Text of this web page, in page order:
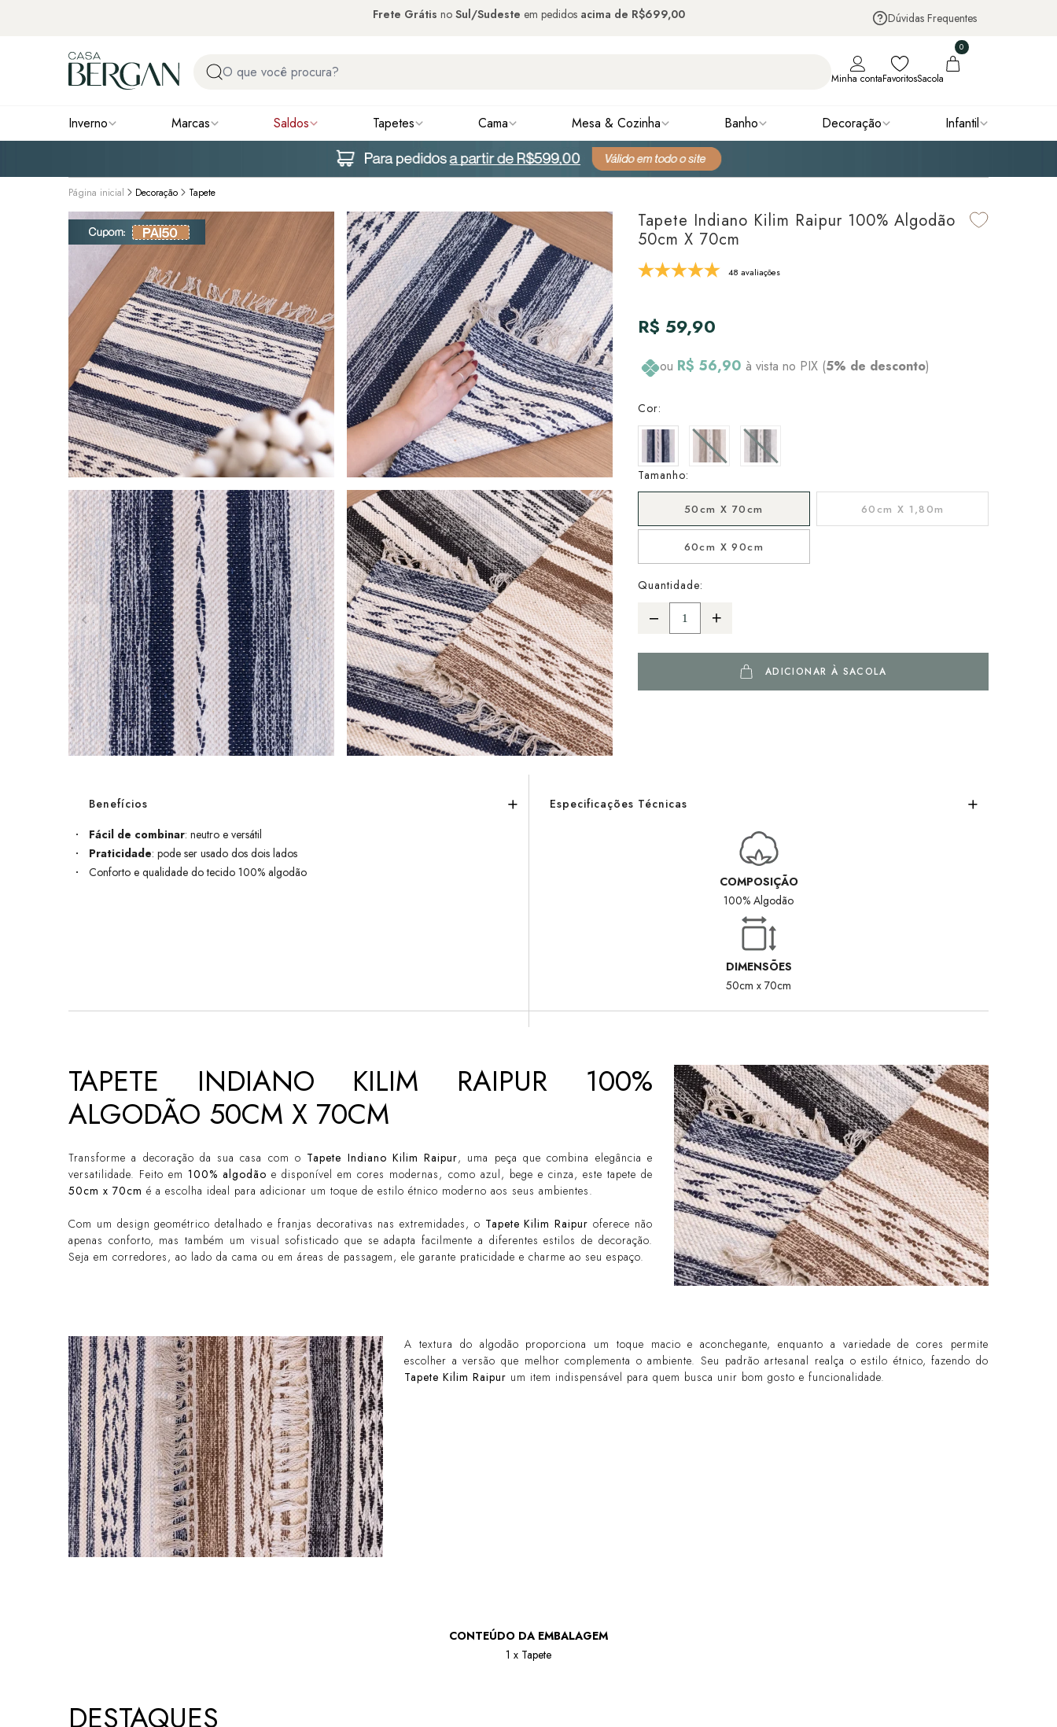
Dúvidas Frequentes
Frete Grátis no Sul/Sudeste em pedidos acima de R$699,00
Minha contaFavoritosSacola
0
Inverno Marcas Saldos Tapetes Cama Mesa & Cozinha Banho Decoração Infantil
Página inicial Decoração Tapete
Tapete Indiano Kilim Raipur 100% Algodão
50cm X 70cm
48 avaliações
R$ 59,90
ou R$ 56,90 à vista no PIX (5% de desconto)
Tamanho:
50cm X 70cm 60cm X 1,80m
60cm X 90cm
Cor:
Quantidade:
ADICIONAR À SACOLA
Benefícios
Fácil de combinar: neutro e versátil
Praticidade: pode ser usado dos dois lados
Conforto e qualidade do tecido 100% algodão
Especificações Técnicas
COMPOSIÇÃO
100% Algodão
DIMENSÕES
50cm x 70cm
TAPETE INDIANO KILIM RAIPUR 100%
ALGODÃO 50CM X 70CM
Transforme a decoração da sua casa com o Tapete Indiano Kilim Raipur, uma peça que combina elegância e
versatilidade. Feito em100% algodão e disponível em cores modernas, como azul, bege e cinza, este tapete de
50cm x 70cm é a escolha ideal para adicionar um toque de estilo étnico moderno aos seus ambientes.
Com um design geométrico detalhado e franjas decorativas nas extremidades, o Tapete Kilim Raipur oferece não
apenas conforto, mas também um visual sofisticado que se adapta facilmente a diferentes estilos de decoração.
Seja em corredores, ao lado da cama ou em áreas de passagem, ele garante praticidade e charme ao seu espaço.
A textura do algodão proporciona um toque macio e aconchegante, enquanto a variedade de cores permite
escolher a versão que melhor complementa o ambiente. Seu padrão artesanal realça o estilo étnico, fazendo do
Tapete Kilim Raipur um item indispensável para quem busca unir bom gosto e funcionalidade.
CONTEÚDO DA EMBALAGEM
1 x Tapete
DESTAQUES